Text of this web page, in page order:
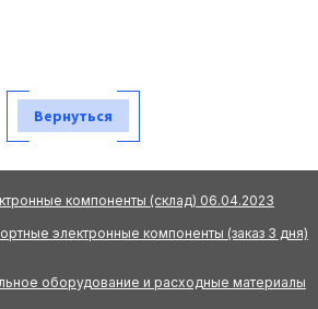
Вернуться
компоненты (склад) 06.04.2023
электронные компоненты (заказ 3 дня)
оборудование и расходные материалы